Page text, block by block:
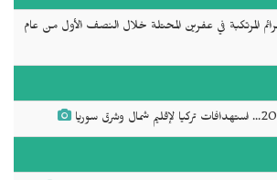
المرتكبة في عفرين المحتلة خلال النصف الأول من عام